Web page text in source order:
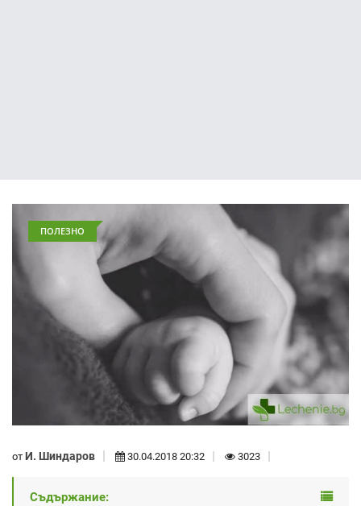
ПОЛЕЗНО
от И. Шиндаров 30.04.2018 20:32 3023
Съдържание: